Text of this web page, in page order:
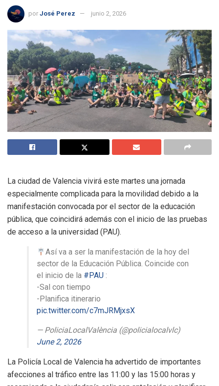
por José Perez junio 2, 2026
La ciudad de Valencia vivirá este martes una jornada
especialmente complicada para la movilidad debido a la
manifestación convocada por el sector de la educación
pública, que coincidirá además con el inicio de las pruebas
de acceso a la universidad (PAU).
Así va a ser la manifestación de la hoy del
sector de la Educación Pública. Coincide con
el inicio de la #PAU :
-Sal con tiempo
-Planifica itinerario
pic.twitter.com/c7mJRMjxsX
— PoliciaLocalValència (@policialocalvlc)
June 2, 2026
La Policía Local de Valencia ha advertido de importantes
afecciones al tráfico entre las 11:00 y las 15:00 horas y